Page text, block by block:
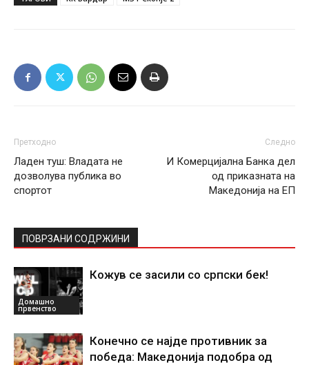
Претходно
Ладен туш: Владата не
дозволува публика во
спортот
Следно
И Комерцијална Банка дел
од приказната на
Македонија на ЕП
ПОВРЗАНИ СОДРЖИНИ
Домашно
првенство
Кожув се засили со српски бек!
Конечно се најде противник за
победа: Македонија подобра од